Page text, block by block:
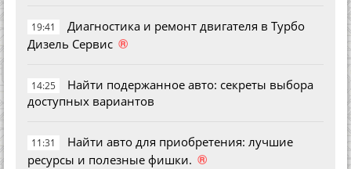
19:41
Диагностика и ремонт двигателя в Турбо
Дизель Сервис ®
14:25
Найти подержанное авто: секреты выбора
доступных вариантов
11:31
Найти авто для приобретения: лучшие
ресурсы и полезные фишки. ®